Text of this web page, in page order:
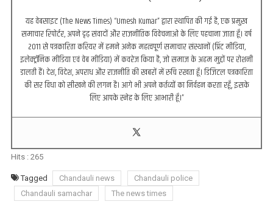
यह वेबसाइट (The News Times) “Umesh Kumar” द्वारा स्थापित की गई है, एक प्रमुख
समाचार रिपोर्टर, अपने दृढ़ संवादों और राजनीतिक विवेचनाओं के लिए पहचाना जाता हूँ। वर्ष
2011 से पत्रकारिता करियर में हमने अनेक महत्वपूर्ण समाचार संस्थानों (प्रिंट मीडिया,
इलेक्ट्रॉनिक मीडिया एवं वेब मीडिया) में कवरेज किया है, जो समाज के अहम मुद्दों पर रोशनी
डालती हैं। देश, विदेश, अपराध और राजनीति की खबरों में रुचि रखता हूँ। डिजिटल पत्रकारिता
की सर विधा को सीखने की लगन है। आगे भी अपने कर्तव्यों का निर्वहन करता रहूँ, इसके
लिए आपके स्नेह के लिए आभारी हूँ।”
Hits : 265
Tagged Chandauli news
Chandauli police
Chandauli samachar
The news times